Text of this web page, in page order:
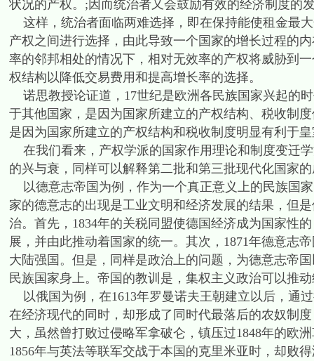
状况的产权。;因而统治者又会鼓励有效的经济制度的
这样，统治者面临两难选择，即在保持能使租金最
产权之间进行选择，由此导致一个国家的增长过程的
率的邻邦相处的情况下，相对无效率的产权将威胁到
权结构以降低交易费用和提高增长率的选择。
诺思教授论证道，17世纪是欧洲各民族国家兴起的
于其他国家，是因为国家所建立的产权结构、税收制
是因为国家所建立的产权结构和税收制度明显有利于
在我们看来，产权学派的国家作用理论和制度变迁
的兴与衰，同样可以解释第二批和第三批现代化国家
以德意志帝国为例，作为一个真正意义上的民族国
家的德意志的出现是工业文明和经济发展的结果，但
治。首先，1834年的关税同盟使德国经济成为国家性
展，并由此推动着国家的统一。其次，1871年德意志
大陆强国。但是，同样是政治上的问题，为德意志帝
民族国家身上。帝国的教训是，集权主义政治可以推
以俄国为例，在1613年罗曼诺夫王朝建立以后，通
在经济现代的同时，却形成了同时代最落后的农奴制
大，虽然曾打败过侵略军拿破仑，镇压过1848年的欧
1856年与英法等联军交战于本国的克里米亚时，却败